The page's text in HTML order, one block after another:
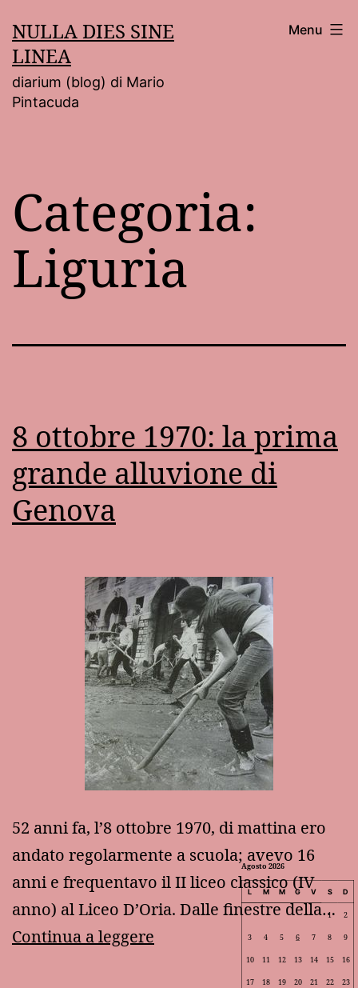
al
contenuto
NULLA DIES SINE
LINEA
diarium (blog) di Mario
Pintacuda
Menu
Categoria:
Liguria
8 ottobre 1970: la prima
grande alluvione di
Genova
52 anni fa, l’8 ottobre 1970, di mattina ero
andato regolarmente a scuola; avevo 16
anni e frequentavo il II liceo classico (IV
anno) al Liceo D’Oria. Dalle finestre della…
Continua a leggere
Agosto 2026
L M M G V S D
1 2
3 4 5 6 7 8 9
10 11 12 13 14 15 16
17 18 19 20 21 22 23